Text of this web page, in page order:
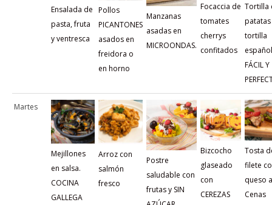
Ensalada de
pasta, fruta
y ventresca
Pollos
PICANTONES
asados en
freidora o
en horno
Manzanas
asadas en
MICROONDAS.
Focaccia de
tomates
cherrys
confitados
Tortilla
tortilla
FÁCIL Y
Martes
Mejillones
en salsa.
COCINA
GALLEGA
Arroz con
salmón
fresco
Postre
saludable con
frutas y SIN
Bizcocho
glaseado
con
CEREZAS
Tosta
filete
queso
Cenas